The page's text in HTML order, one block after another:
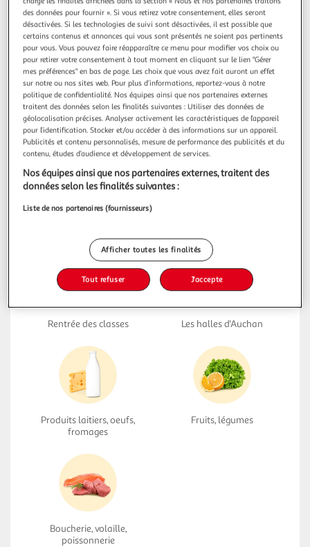
Moule, plat à fourviennent de filer...
Nous vous invitons à lancer une autre recherche...
... ou à trouver votre bonheur dans nos
rayons
Rentrée des classes Les halles d'Auchan
Produits laitiers, oeufs,
fromages
Fruits, légumes
Boucherie, volaille,
poissonnerie
des données pour fournir ». Si vous retirez votre consentement, elles seront
désactivées. Si les technologies de suivi sont désactivées, il est possible que
certains contenus et annonces qui vous sont présentés ne soient pas pertinents
pour vous. Vous pouvez faire réapparaître ce menu pour modifier vos choix ou
pour retirer votre consentement à tout moment en cliquant sur le lien "Gérer
mes préférences" en bas de page. Les choix que vous avez fait auront un effet
sur notre ou nos sites web. Pour plus d’informations, reportez-vous à notre
politique de confidentialité. Nos équipes ainsi que nos partenaires externes
traitent des données selon les finalités suivantes : Utiliser des données de
géolocalisation précises. Analyser activement les caractéristiques de l’appareil
pour l’identification. Stocker et/ou accéder à des informations sur un appareil.
Publicités et contenu personnalisés, mesure de performance des publicités et du
contenu, études d’audience et développement de services.
Nos équipes ainsi que nos partenaires externes, traitent des
données selon les finalités suivantes :
Liste de nos partenaires (fournisseurs)
Afficher toutes les finalités
Tout refuser J'accepte